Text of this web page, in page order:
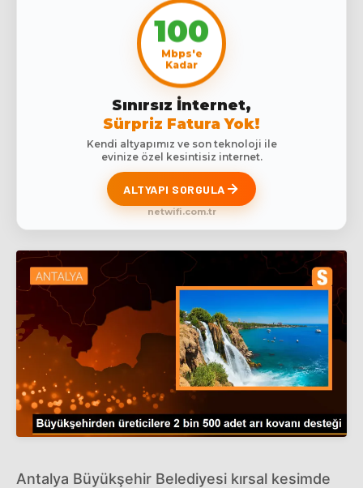
100
Mbps'e
Kadar
Sınırsız İnternet,
Sürpriz Fatura Yok!
Kendi altyapımız ve son teknoloji ile
evinize özel kesintisiz internet.
ALTYAPI SORGULA
netwifi.com.tr
Antalya Büyükşehir Belediyesi kırsal kesimde